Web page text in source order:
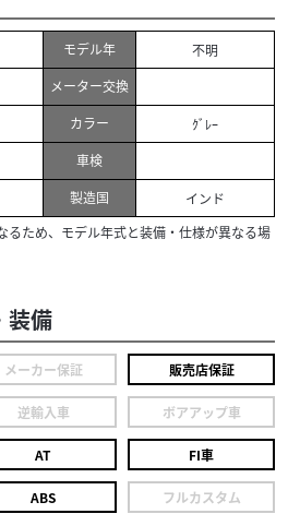
モデル年
不明
メーター交換
カラー
ｸﾞﾚｰ
車検
製造国
インド
ため、モデル年式と装備・仕様が異なる場
装備
メーカー保証 販売店保証
逆輸入車 ボアアップ車
AT FI車
ABS フルカスタム